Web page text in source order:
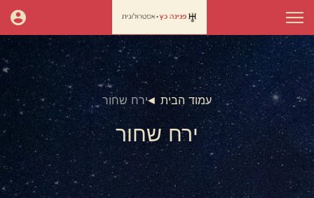
עמוד הבית ירח שחור
ירח שחור